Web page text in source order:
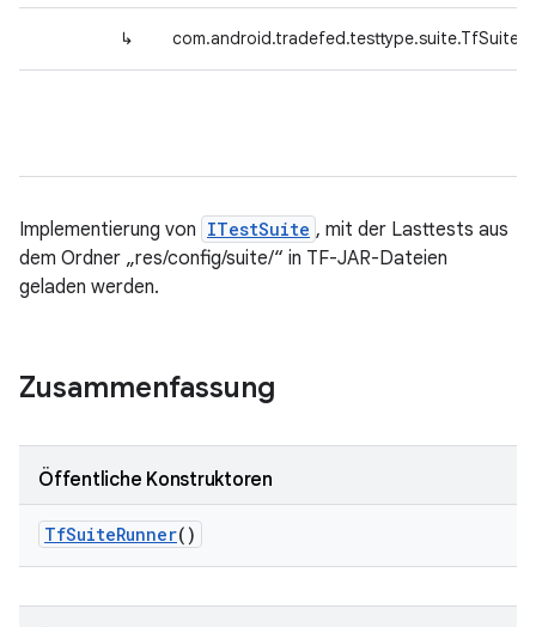
↳
Implementierung von ITestSuite , mit der Lasttests aus
dem Ordner „res/config/suite/“ in TF-JAR-Dateien
geladen werden.
Zusammenfassung
Öffentliche Konstruktoren
TfSuiteRunner()